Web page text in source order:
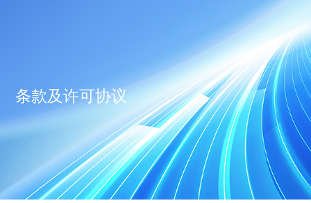
条款及许可协议